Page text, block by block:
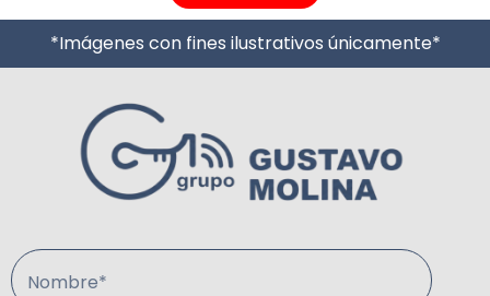
*Imágenes con fines ilustrativos únicamente*
Nombre*